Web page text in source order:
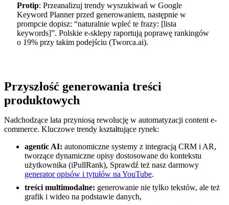
Protip: Przeanalizuj trendy wyszukiwań w Google
Keyword Planner przed generowaniem, następnie w
prompcie dopisz: “naturalnie wpleć te frazy: [lista
keywords]”. Polskie e-sklepy raportują poprawę rankingów
o 19% przy takim podejściu (Tworca.ai).
Przyszłość generowania treści
produktowych
Nadchodzące lata przyniosą rewolucję w automatyzacji content e-
commerce. Kluczowe trendy kształtujące rynek:
agentic AI: autonomiczne systemy z integracją CRM i AR,
tworzące dynamiczne opisy dostosowane do kontekstu
użytkownika (iPullRank), Sprawdź też nasz darmowy
generator opisów i tytułów na YouTube.
treści multimodalne: generowanie nie tylko tekstów, ale też
grafik i wideo na podstawie danych,